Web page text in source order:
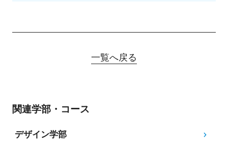
一覧へ戻る
関連学部・コース
デザイン学部